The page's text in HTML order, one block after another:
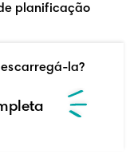
planificação
la?